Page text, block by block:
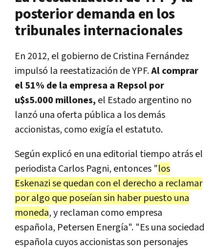
posterior demanda en los
tribunales internacionales
En 2012, el gobierno de Cristina Fernández
impulsó la reestatización de YPF.Al comprar
el 51% de la empresa a Repsol por
u$s5.000 millones, el Estado argentino no
lanzó una oferta pública a los demás
accionistas, como exigía el estatuto.
Según explicó en una editorial tiempo atrás el
periodista Carlos Pagni, entonces "los
Eskenazi se quedan con el derecho a reclamar
por algo que poseían sin haber puesto una
moneda, y reclaman como empresa
española, Petersen Energía". "Es una sociedad
española cuyos accionistas son personajes